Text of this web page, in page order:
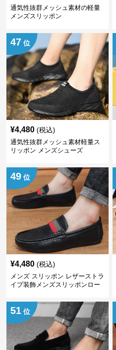
通気性抜群メッシュ素材の軽量
メンズスリッポン
47 位
¥4,480 (税込)
通気性抜群メッシュ素材軽量ス
リッポン メンズシューズ
49 位
¥4,480 (税込)
メンズ スリッポン レザーストラ
イプ装飾メンズスリッポンロー
51 位